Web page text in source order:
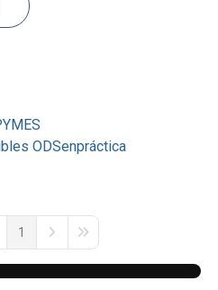
ODSenpráctica
Page
1
Next PageLast Page